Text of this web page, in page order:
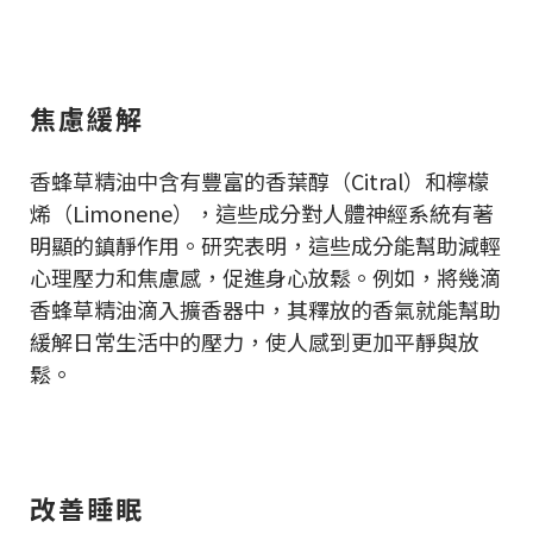
焦慮緩解
香蜂草精油中含有豐富的香葉醇（Citral）和檸檬
烯（Limonene），這些成分對人體神經系統有著
明顯的鎮靜作用。研究表明，這些成分能幫助減輕
心理壓力和焦慮感，促進身心放鬆。例如，將幾滴
香蜂草精油滴入擴香器中，其釋放的香氣就能幫助
緩解日常生活中的壓力，使人感到更加平靜與放
鬆。
改善睡眠